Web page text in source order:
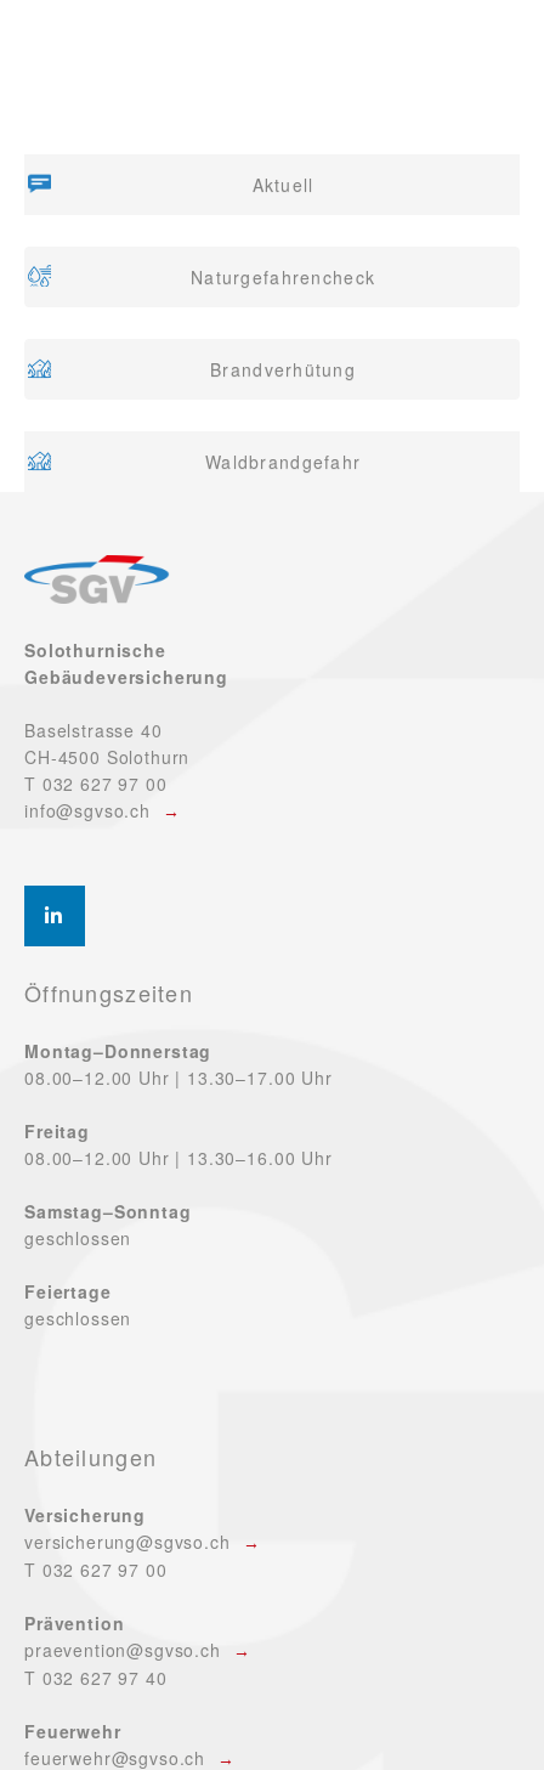
Aktuell
Naturgefahrencheck
Brandverhütung
Waldbrandgefahr
Solothurnische
Gebäudeversicherung
Baselstrasse 40
CH-4500 Solothurn
T 032 627 97 00
info@sgvso.ch
Öffnungszeiten
Montag–Donnerstag
08.00–12.00 Uhr | 13.30–17.00 Uhr
Freitag
08.00–12.00 Uhr | 13.30–16.00 Uhr
Samstag–Sonntag
geschlossen
Feiertage
geschlossen
Abteilungen
Versicherung
versicherung@sgvso.ch
T 032 627 97 00
Prävention
praevention@sgvso.ch
T 032 627 97 40
Feuerwehr
feuerwehr@sgvso.ch